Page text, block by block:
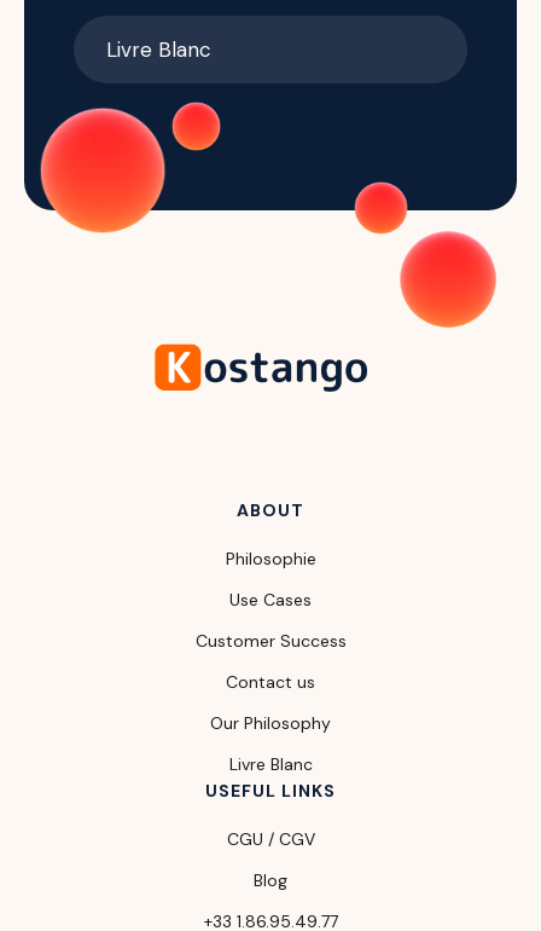
ABOUT
Philosophie
Use Cases
Customer Success
Contact us
Our Philosophy
Livre Blanc
USEFUL LINKS
CGU / CGV
Blog
+33 1.86.95.49.77